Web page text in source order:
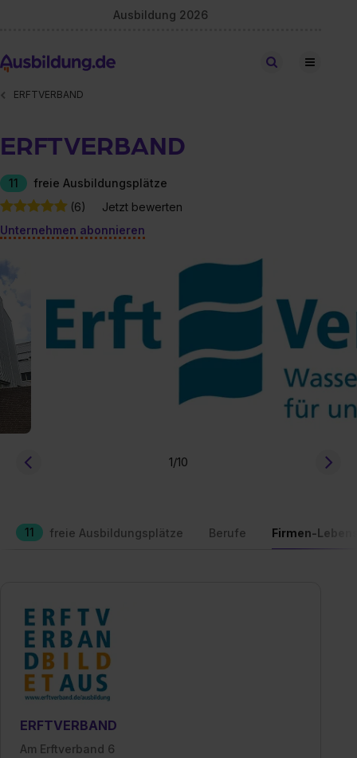
Ausbildung 2026
Stellen finden
ERFTVERBAND
ERFTVERBAND
11
freie Ausbildungsplätze
(6)
Jetzt bewerten
Unternehmen abonnieren
1/10
11 freie Ausbildungsplätze Berufe Firmen-
ERFTVERBAND
Am Erftverband 6